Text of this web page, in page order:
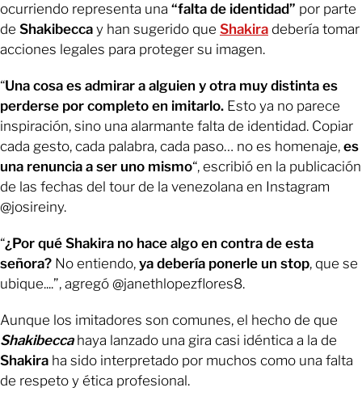
ocurriendo representa una “falta de identidad” por parte
de Shakibecca y han sugerido que Shakira debería tomar
acciones legales para proteger su imagen.
“Una cosa es admirar a alguien y otra muy distinta es
perderse por completo en imitarlo. Esto ya no parece
inspiración, sino una alarmante falta de identidad. Copiar
cada gesto, cada palabra, cada paso… no es homenaje, es
una renuncia a ser uno mismo“, escribió en la publicación
de las fechas del tour de la venezolana en Instagram
@josireiny.
“¿Por qué Shakira no hace algo en contra de esta
señora? No entiendo, ya debería ponerle un stop, que se
ubique....”, agregó @janethlopezflores8.
Aunque los imitadores son comunes, el hecho de que
Shakibecca haya lanzado una gira casi idéntica a la de
Shakira ha sido interpretado por muchos como una falta
de respeto y ética profesional.